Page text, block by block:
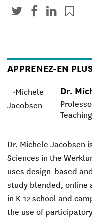
APPRENEZ-EN
Dr.
Dr. Michele Jacobsen
Sciences in the
uses design-based
study blended, online
in K-12 school and
the use of